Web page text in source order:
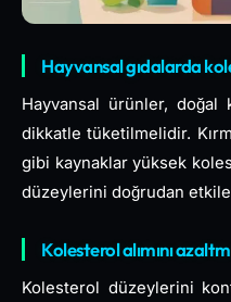
Hayvansal gıdalarda
Hayvansal ürünler,
dikkatle tüketilmelidir.
gibi kaynaklar yüksek
düzeylerini doğrudan
Kolesterol alımını
Kolesterol düzeylerini